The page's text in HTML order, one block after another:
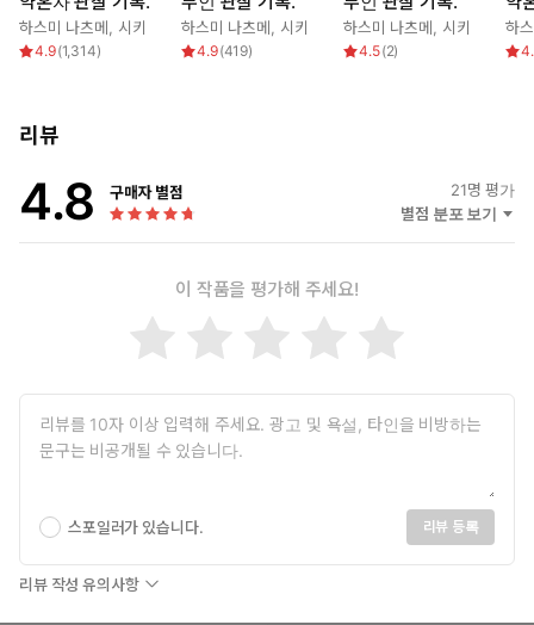
하스미 나츠메 시키
4.9(1,314)
하스미 나츠메 시키
4.9(419)
하스미 나츠메 시키
4.5(2)
하
리뷰
4.8 구매자 별점 21명 평가
별점 분포 보기
이 작품을 평가해 주세요!
스포일러가 있습니다. 리뷰 등록
리뷰 작성 유의사항